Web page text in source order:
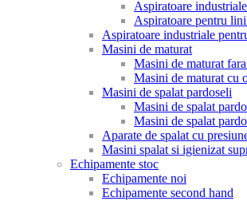
Aspiratoare
Aspiratoare pentru
Aspiratoare industriale
Masini de maturat
Masini de maturat
Masini de maturat cu
Masini de spalat pardoseli
Masini de spalat
Masini de spalat
Aparate de spalat cu
Masini spalat si igienizat
Echipamente stoc
Echipamente noi
Echipamente second hand